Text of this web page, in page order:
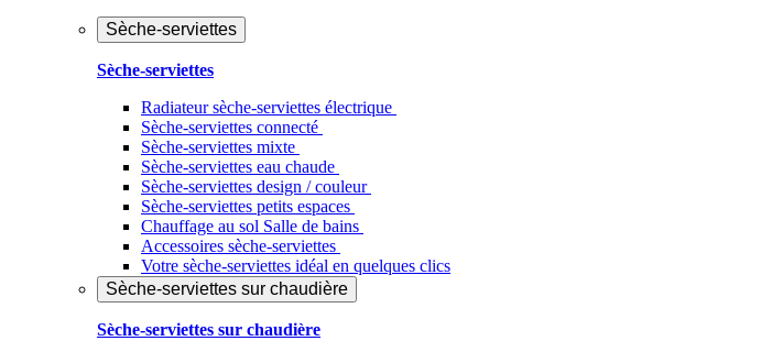
Sèche-serviettes
Sèche-serviettes
Radiateur sèche-serviettes électrique
Sèche-serviettes connecté
Sèche-serviettes mixte
Sèche-serviettes eau chaude
Sèche-serviettes design / couleur
Sèche-serviettes petits espaces
Chauffage au sol Salle de bains
Accessoires sèche-serviettes
Votre sèche-serviettes idéal en quelques clics
Sèche-serviettes sur chaudière
Sèche-serviettes sur chaudière